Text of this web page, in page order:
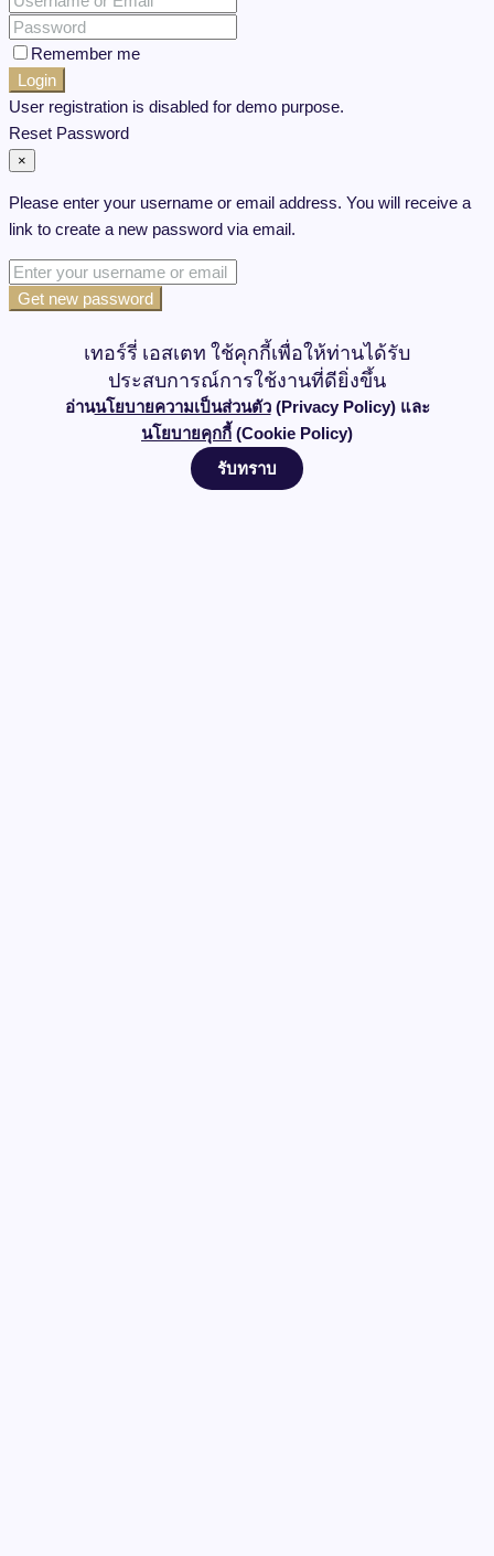
Remember me
Login
User registration is disabled for demo purpose.
Reset Password
×
Please enter your username or email address. You will receive a
link to create a new password via email.
Get new password
เทอร์รี่ เอสเตท ใช้คุกกี้เพื่อให้ท่านได้รับ
ประสบการณ์การใช้งานที่ดียิ่งขึ้น
อ่านนโยบายความเป็นส่วนตัว(Privacy Policy) และ
นโยบายคุกกี้ (Cookie Policy)
รับทราบ